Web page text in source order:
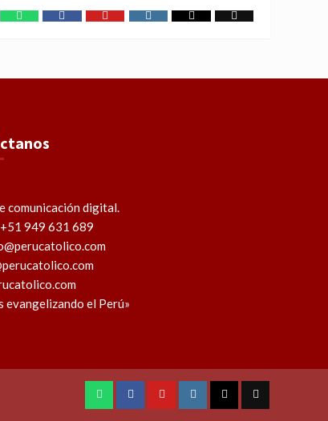
WhatsAppFacebookYoutubeInstagram
X TikTok
comunicación digital.
949 631 689
evangelizando el Perú»
WhatsAppFacebookYoutubeInstagram
X TikTok